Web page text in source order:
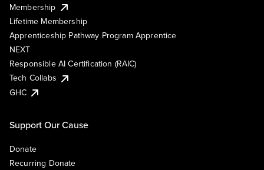
Membership
Lifetime Membership
Apprenticeship Pathway Program Apprentice
NEXT
Responsible AI Certification (RAIC)
Tech Collabs
GHC
Support Our Cause
Donate
Recurring Donate